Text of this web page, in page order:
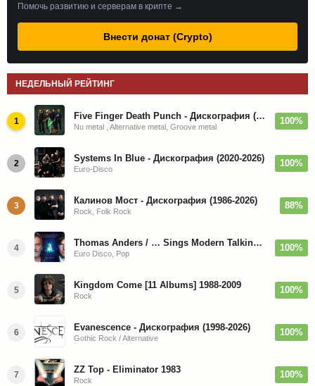
Помочь развитию и серверам в крипте →
Внести донат (Crypto)
НЕДЕЛЬНЫЙ РЕЙТИНГ
1 Five Finger Death Punch - Дискография (2008-2026)
Nu metal , Alternative metal, Groove metal
100%
2 Systems In Blue - Дискография (2020-2026)
Euro-Disco
100%
3 Калинов Мост - Дискография (1986-2026)
Rock, Folk Rock
88%
4 Thomas Anders / … Sings Modern Talking: The Best hi-res
Euro Disco, Pop
100%
5 Kingdom Come [11 Albums] 1988-2009
Rock
100%
6 Evanescence - Дискография (1998-2026)
Gothic Rock / Alternative
100%
7 ZZ Top - Eliminator 1983
Rock
100%